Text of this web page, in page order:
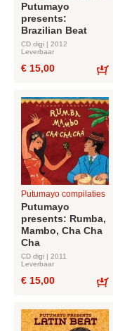
Putumayo
presents:
Brazilian Beat
CD digi | 2012
Leverbaar
€ 15,00
Putumayo compilaties
Putumayo
presents: Rumba,
Mambo, Cha Cha
Cha
CD digi | 2011
Leverbaar
€ 15,00